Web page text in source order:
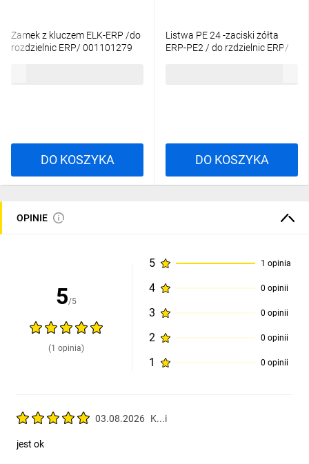
Zamek z kluczem ELK-ERP /do
rozdzielnic ERP/ 001101279
DO KOSZYKA
Listwa PE 24 -zaciski żółta
ERP-PE2 / do rzdzielnic ERP/
DO KOSZYKA
OPINIE
5/5
(1 opinia)
5 1 opinia
4 0 opinii
3 0 opinii
2 0 opinii
1 0 opinii
03.08.2026 K...i
jest ok